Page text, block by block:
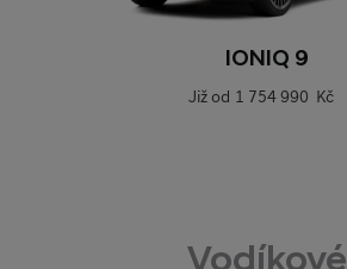
IONIQ 9
Již od 1 754 990 Kč